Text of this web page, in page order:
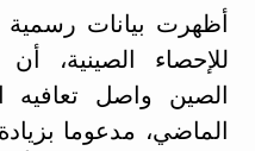
أظهرت بيانات رسمية
للإحصاء الصينية،
الصين واصل
الماضي، مدعوما